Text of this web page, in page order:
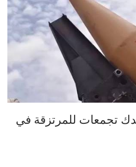
زلزال1 يدك تجمعات للمرتزقة في